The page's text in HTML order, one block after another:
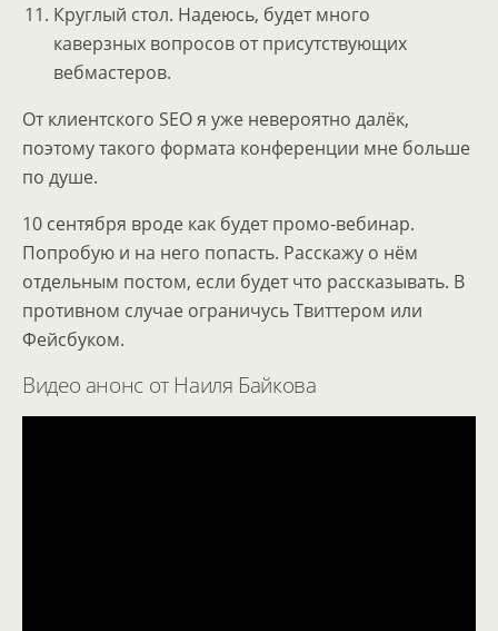
Круглый стол. Надеюсь, будет много
каверзных вопросов от присутствующих
вебмастеров.
От клиентского SEO я уже невероятно далёк,
поэтому такого формата конференции мне больше
по душе.
10 сентября вроде как будет промо-вебинар.
Попробую и на него попасть. Расскажу о нём
отдельным постом, если будет что рассказывать. В
противном случае ограничусь Твиттером или
Фейсбуком.
Видео анонс от Наиля Байкова